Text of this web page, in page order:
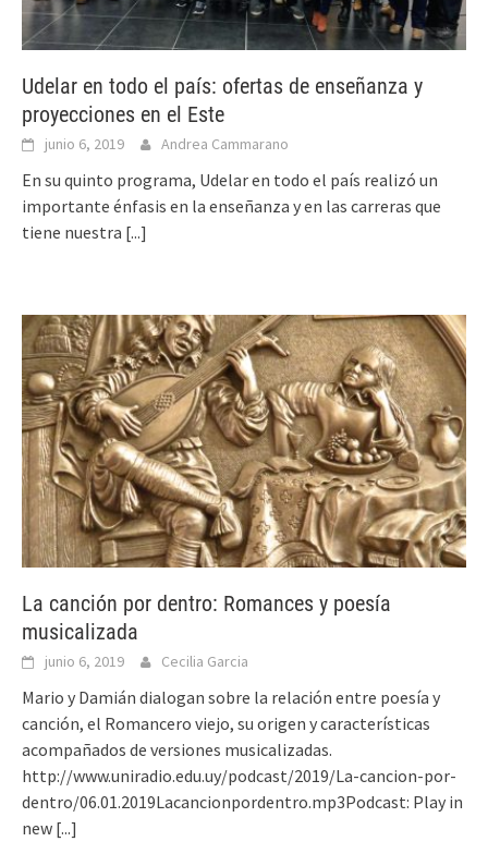
Udelar en todo el país: ofertas de enseñanza y
proyecciones en el Este
junio 6, 2019 Andrea Cammarano
En su quinto programa, Udelar en todo el país realizó un
importante énfasis en la enseñanza y en las carreras que
tiene nuestra [...]
La canción por dentro: Romances y poesía
musicalizada
junio 6, 2019 Cecilia Garcia
Mario y Damián dialogan sobre la relación entre poesía y
canción, el Romancero viejo, su origen y características
acompañados de versiones musicalizadas.
http://www.uniradio.edu.uy/podcast/2019/La-cancion-por-
dentro/06.01.2019Lacancionpordentro.mp3Podcast: Play in
new [...]